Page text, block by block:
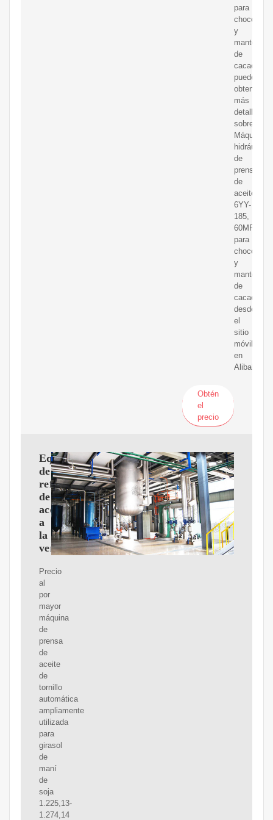
para
chocolate
y
de
cacao,
puede
obtener
más
detalles
sobre
Máquina
hidráulica
de
prensado
de
aceite
6YY-
185,
60MPa,
para
chocolate
y
de
cacao
desde
el
sitio
móvil
en
Obtén
el
precio
Equipos
de
refinería
de
aceiteusados
a
la
venta
Precio
al
por
mayor
máquina
de
prensa
de
aceite
de
tornillo
automática
ampliamente
utilizada
para
girasol
de
maní
de
soja
1.225,13-
1.274,14